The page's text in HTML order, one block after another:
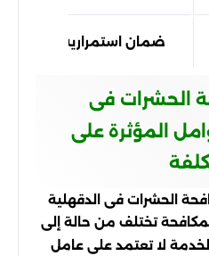
ضمان استمرارية النتائج
الحشرات فى
المؤثرة على
الحشرات فى الدقهلية
تختلف من حالة إلى
لا تعتمد على عامل